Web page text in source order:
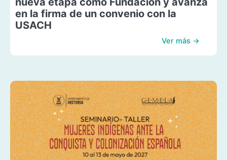
en la firma de un convenio con la
USACH
Ver más →